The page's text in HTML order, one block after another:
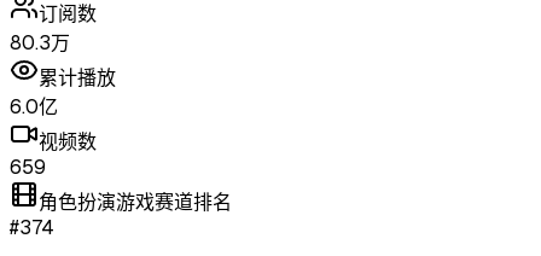
订阅数
80.3万
累计播放
6.0亿
视频数
659
角色扮演游戏赛道排名
#374